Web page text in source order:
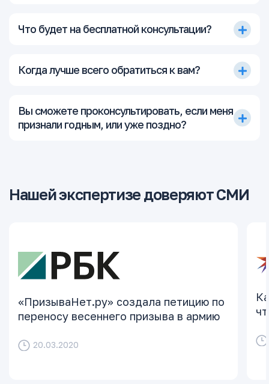
Что будет на бесплатной консультации?
Когда лучше всего обратиться к вам?
Вы сможете проконсультировать, если меня
признали годным, или уже поздно?
Нашей экспертизе доверяют СМИ
«ПризываНет.ру» создала петицию по
переносу весеннего призыва в армию
20.03.2020